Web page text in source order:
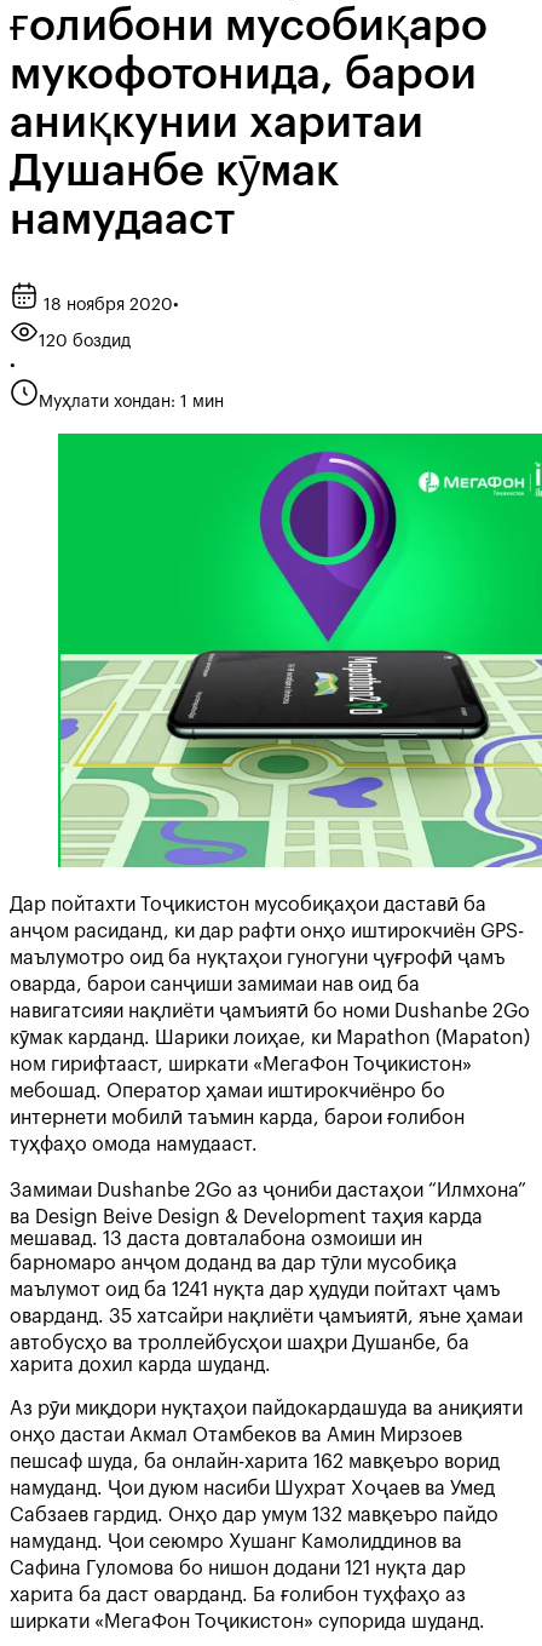
ғолибони мусобиқаро
мукофотонида, барои
аниқкунии харитаи
Душанбе кӯмак
намудааст
18 ноября 2020•
120 боздид
•
Муҳлати хондан: 1 мин
Дар пойтахти Тоҷикистон мусобиқаҳои даставӣ ба
анҷом расиданд, ки дар рафти онҳо иштирокчиён GPS-
маълумотро оид ба нуқтаҳои гуногуни ҷуғрофӣ ҷамъ
оварда, барои санҷиши замимаи нав оид ба
навигатсияи нақлиёти ҷамъиятӣ бо номи Dushanbe 2Go
кӯмак карданд. Шарики лоиҳае, ки Mapathon (Mapaton)
ном гирифтааст, ширкати «МегаФон Тоҷикистон»
мебошад. Оператор ҳамаи иштирокчиёнро бо
интернети мобилӣ таъмин карда, барои ғолибон
туҳфаҳо омода намудааст.
Замимаи Dushanbe 2Go аз ҷониби дастаҳои “Илмхона”
ва Design Beive Design & Development таҳия карда
мешавад. 13 даста довталабона озмоиши ин
барномаро анҷом доданд ва дар тӯли мусобиқа
маълумот оид ба 1241 нуқта дар ҳудуди пойтахт ҷамъ
оварданд. 35 хатсайри нақлиёти ҷамъиятӣ, яъне ҳамаи
автобусҳо ва троллейбусҳои шаҳри Душанбе, ба
харита дохил карда шуданд.
Аз рӯи миқдори нуқтаҳои пайдокардашуда ва аниқияти
онҳо дастаи Акмал Отамбеков ва Амин Мирзоев
пешсаф шуда, ба онлайн-харита 162 мавқеъро ворид
намуданд. Ҷои дуюм насиби Шухрат Хоҷаев ва Умед
Сабзаев гардид. Онҳо дар умум 132 мавқеъро пайдо
намуданд. Ҷои сеюмро Хушанг Камолиддинов ва
Сафина Гуломова бо нишон додани 121 нуқта дар
харита ба даст оварданд. Ба ғолибон туҳфаҳо аз
ширкати «МегаФон Тоҷикистон» супорида шуданд.